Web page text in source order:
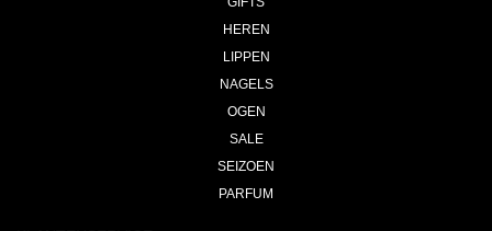
HEREN
LIPPEN
NAGELS
OGEN
SALE
SEIZOEN
PARFUM